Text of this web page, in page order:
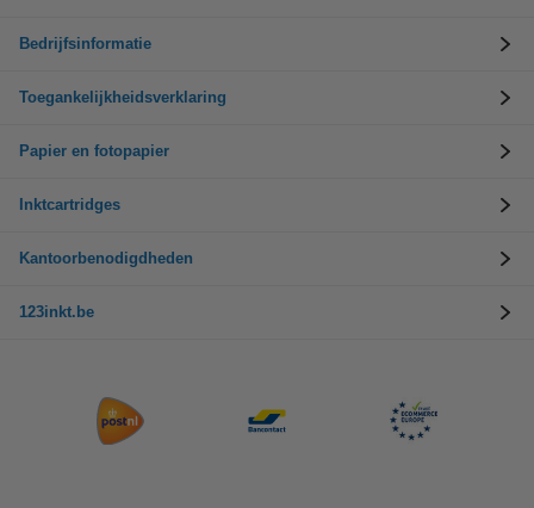
Bedrijfsinformatie
Toegankelijkheidsverklaring
Papier en fotopapier
Inktcartridges
Kantoorbenodigdheden
123inkt.be